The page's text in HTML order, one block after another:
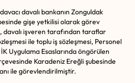
davalı bankanın Zonguldak
gişe yetkilisi olarak görev
davalı işveren tarafından taraflar
ile toplu iş sözleşmesi, Personel
Uygulama Esaslarında öngörülen
Karadeniz Ereğli şubesinde
ile görevlendirilmiştir.